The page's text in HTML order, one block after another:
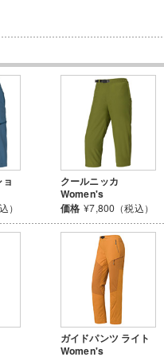
）
クールニッカ
Women's
価格 ¥7,800（税込）
ガイドパンツ ライト
Women's